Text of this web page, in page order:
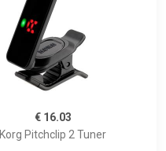
€ 16.03
Korg Pitchclip 2 Tuner